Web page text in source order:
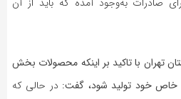
تهران با تاکید بر اینکه محصولات بخش
خاص خود تولید شود، گفت: در حالی که